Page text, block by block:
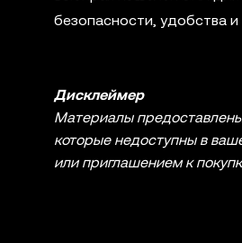
безопасности, удобства
Дисклеймер
Материалы
которые недоступны в
или приглашением к
бухгалтерской,